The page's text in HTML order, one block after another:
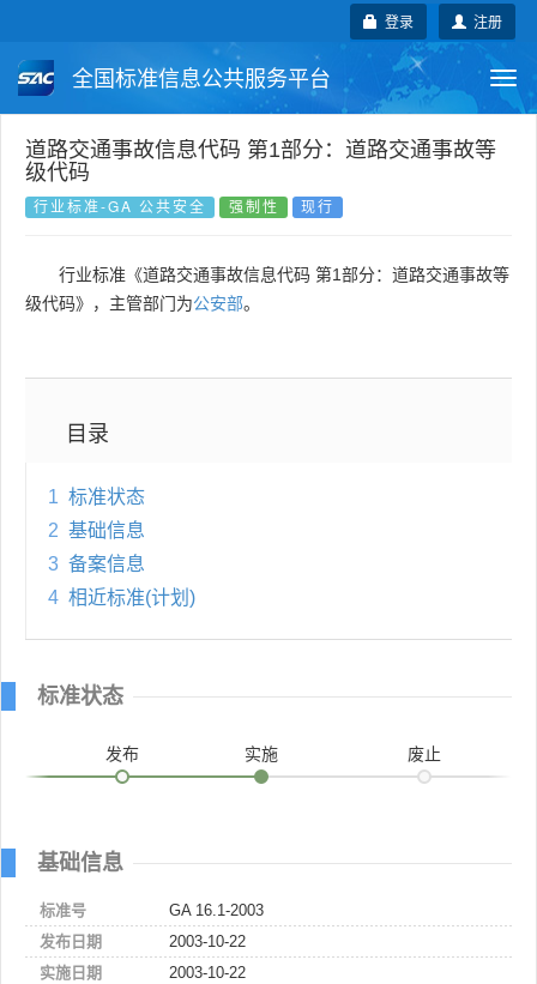
注册
登录
全国标准信息公共服务平台
国家标准 行业标准 地方标准
团体标准 企业标准
国外标准 技术委员会
道路交通事故信息代码 第1部分：道路交通事故等
级代码
行业标准-GA 公共安全 强制性 现行
行业标准《道路交通事故信息代码 第1部分：道路交通事故等
级代码》，主管部门为公安部。
目录
1 标准状态
2 基础信息
3 备案信息
4 相近标准(计划)
标准状态
发布 实施 废止
基础信息
标准号
GA 16.1-2003
发布日期
2003-10-22
实施日期
2003-10-22